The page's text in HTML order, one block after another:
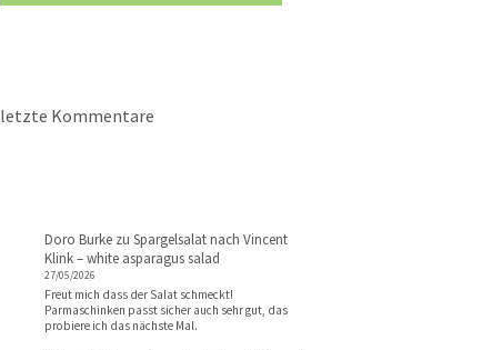
letzte Kommentare
Doro Burke zu Spargelsalat nach Vincent
Klink – white asparagus salad
27/05/2026
Freut mich dass der Salat schmeckt!
Parmaschinken passt sicher auch sehr gut, das
probiere ich das nächste Mal.